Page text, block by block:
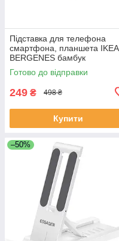
Підставка для телефона
смартфона, планшета IKEA
BERGENES бамбук
дерев'яна бежева ІКЕА
БЕРГЕНЕС
Готово до відправки
249 ₴ 498 ₴
Купити
–50%